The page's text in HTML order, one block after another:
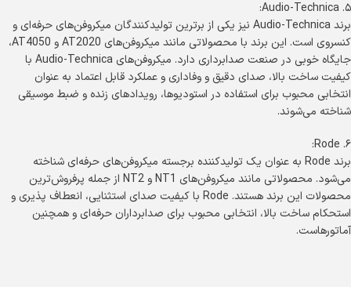
۵. Audio-Technica:
برند Audio-Technica نیز یکی از برترین تولیدکنندگان میکروفن‌های حرفه‌ای و
کنسروی است. این برند با محصولاتی مانند میکروفن‌های AT2020 و AT4050،
جایگاه خوبی در صنعت صدابرداری دارد. میکروفن‌های Audio-Technica با
کیفیت ساخت بالا، صدای دقیق و وفاداری و عملکرد قابل اعتماد به عنوان
انتخابی محبوب برای استفاده در استودیوها، رویدادهای زنده و ضبط موسیقی
شناخته می‌شوند.
۶. Rode:
برند Rode به عنوان یک تولیدکننده برجسته میکروفن‌های حرفه‌ای شناخته
می‌شود. محصولاتی مانند میکروفن‌های NT1 و NT2 از جمله پرفروش‌ترین
محصولات این برند هستند. Rode با کیفیت صدای استثنایی، انعطاف پذیری و
استحکام ساخت بالا، انتخابی محبوب برای صدابرداران حرفه‌ای و همچنین
آماتورهاست.